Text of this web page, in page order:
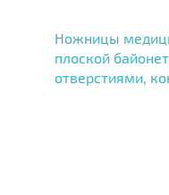
Ножницы
плоской
отверстиями,